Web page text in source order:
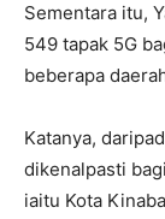
Sementara itu,
549 tapak 5G
beberapa
Katanya,
dikenalpasti
iaitu Kota